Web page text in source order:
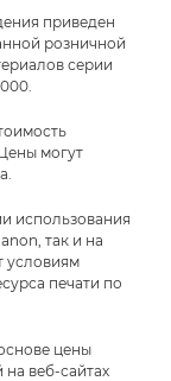
приведен
розничной
серии
могут
использования
так и на
условиям
печати по
цены
веб-сайтах